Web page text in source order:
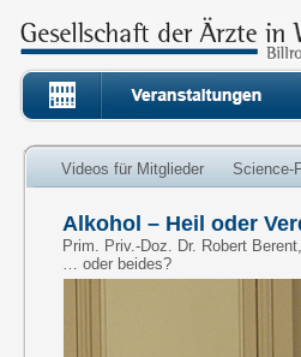
Videos für Mitglieder Science-
Alkohol – Heil oder
Prim. Priv.-Doz. Dr. Robert
… oder beides?